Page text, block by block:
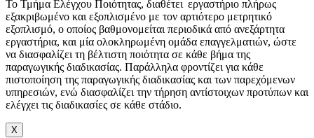
Το Τμήμα Ελέγχου Ποιότητας, διαθέτει εργαστήριο πλήρως
εξακριβωμένο και εξοπλισμένο με τον αρτιότερο μετρητικό
εξοπλισμό, ο οποίος βαθμονομείται περιοδικά από ανεξάρτητα
εργαστήρια, και μία ολοκληρωμένη ομάδα επαγγελματιών, ώστε
να διασφαλίζει τη βέλτιστη ποιότητα σε κάθε βήμα της
παραγωγικής διαδικασίας. Παράλληλα φροντίζει για κάθε
πιστοποίηση της παραγωγικής διαδικασίας και των παρεχόμενων
υπηρεσιών, ενώ διασφαλίζει την τήρηση αντίστοιχων προτύπων και
ελέγχει τις διαδικασίες σε κάθε στάδιο.
X